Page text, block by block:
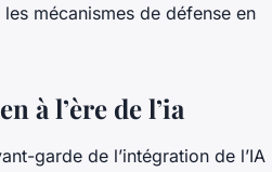
mécanismes de défense en
à l’ère de l’ia
garde de l’intégration de l’IA